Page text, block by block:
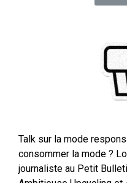
Talk sur la mode
consommer la mode ?
journaliste au Petit